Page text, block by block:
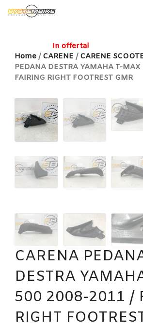
Home
Shop Ricambi
Note Generali
Contatti
Home / CARENE / CARENE
PEDANA DESTRA YAMAHA T-
FAIRING RIGHT FOOTREST GMR
In offerta!
CARENA
DESTRA
500 2008-2011 /
RIGHT